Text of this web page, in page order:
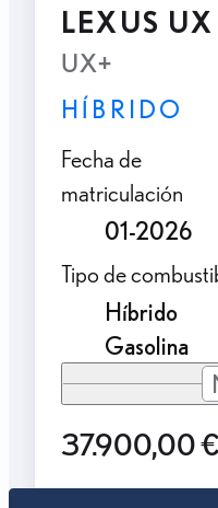
LEXUS UX
UX+
HÍBRIDO
Fecha de
matriculación
01-2026
Tipo de
Híbrido
Gasolina
37.900,00 €